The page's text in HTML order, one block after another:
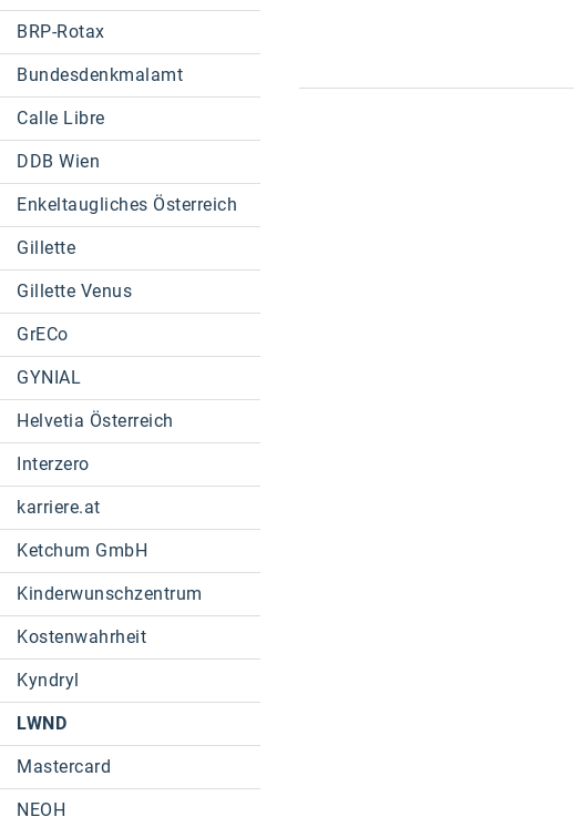
BRP-Rotax
Bundesdenkmalamt
Calle Libre
DDB Wien
Enkeltaugliches Österreich
Gillette
Gillette Venus
GrECo
GYNIAL
Helvetia Österreich
Interzero
karriere.at
Ketchum GmbH
Kinderwunschzentrum
Kostenwahrheit
Kyndryl
LWND
Mastercard
NEOH